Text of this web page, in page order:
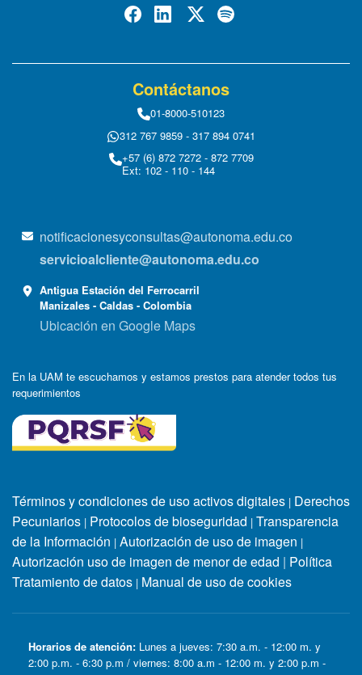
Contáctanos
01-8000-510123
312 767 9859 - 317 894 0741
+57 (6) 872 7272 - 872 7709
Ext: 102 - 110 - 144
notificacionesyconsultas@autonoma.edu.co
servicioalcliente@autonoma.edu.co
Antigua Estación del Ferrocarril
Manizales - Caldas - Colombia
Ubicación en Google Maps
En la UAM te escuchamos y estamos prestos para atender todos tus
requerimientos
Términos y condiciones de uso activos digitales | Derechos
Pecuniarios | Protocolos de bioseguridad | Transparencia
de la Información | Autorización de uso de imagen |
Autorización uso de imagen de menor de edad | Política
Tratamiento de datos | Manual de uso de cookies
Horarios de atención: Lunes a jueves: 7:30 a.m. - 12:00 m. y
2:00 p.m. - 6:30 p.m / viernes: 8:00 a.m - 12:00 m. y 2:00 p.m -